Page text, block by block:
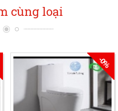
cùng loại
-0%